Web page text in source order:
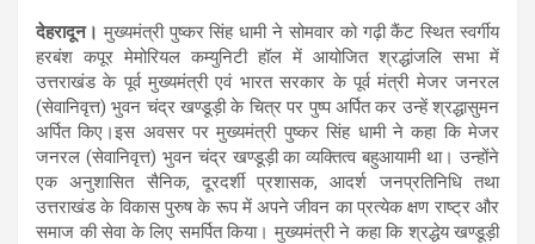
h
at
s
A
p
p
a
ce
b
o
o
k
el
e
gr
a
m
m
ail
h
ar
e
देहरादून। मुख्यमंत्री पुष्कर सिंह धामी ने सोमवार को गढ़ी कैंट स्थित स्वर्गीय
हरबंश कपूर मेमोरियल कम्युनिटी हॉल में आयोजित श्रद्धांजलि सभा में
उत्तराखंड के पूर्व मुख्यमंत्री एवं भारत सरकार के पूर्व मंत्री मेजर जनरल
(सेवानिवृत्त) भुवन चंद्र खण्डूड़ी के चित्र पर पुष्प अर्पित कर उन्हें श्रद्धासुमन
अर्पित किए।इस अवसर पर मुख्यमंत्री पुष्कर सिंह धामी ने कहा कि मेजर
जनरल (सेवानिवृत्त) भुवन चंद्र खण्डूड़ी का व्यक्तित्व बहुआयामी था। उन्होंने
एक अनुशासित सैनिक, दूरदर्शी प्रशासक, आदर्श जनप्रतिनिधि तथा
उत्तराखंड के विकास पुरुष के रूप में अपने जीवन का प्रत्येक क्षण राष्ट्र और
समाज की सेवा के लिए समर्पित किया। मुख्यमंत्री ने कहा कि श्रद्धेय खण्डूड़ी